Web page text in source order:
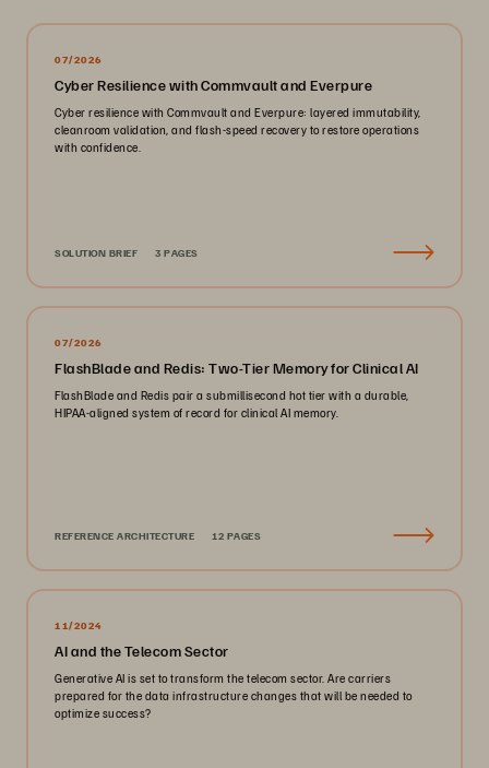
07/2026
Cyber Resilience with Commvault and Everpure
Cyber resilience with Commvault and Everpure: layered immutability,
cleanroom validation, and flash-speed recovery to restore operations
with confidence.
SOLUTION BRIEF 3 PAGES
07/2026
FlashBlade and Redis: Two-Tier Memory for Clinical AI
FlashBlade and Redis pair a submillisecond hot tier with a durable,
HIPAA-aligned system of record for clinical AI memory.
REFERENCE ARCHITECTURE 12 PAGES
11/2024
AI and the Telecom Sector
Generative AI is set to transform the telecom sector. Are carriers
prepared for the data infrastructure changes that will be needed to
optimize success?